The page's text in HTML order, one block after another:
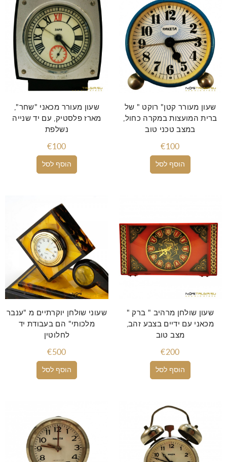
הוסף לסל
שעון מעורר מכאני "שחר",
מארז פלסטיק, עם יד שנייה
נשלפת
€100
הוסף לסל
שעון מעורר קטן" רוקט " של
ברית המועצות במקרה כחול,
במצב טכני טוב
€100
הוסף לסל
שעוני שולחן יוקרתיים מ "ענבר
מלכותי" הם בעבודת יד
לחלוטין
€500
הוסף לסל
שעון שולחן מרהיב " ברק "
מכאני עם ידיים בצבע זהב,
מצב טוב
€200